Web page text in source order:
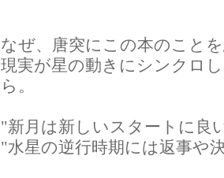
なぜ、唐突にこの本のこと
現実が星の動きにシンクロ
ら。
"新月は新しいスタートに良
"水星の逆行時期には返事や